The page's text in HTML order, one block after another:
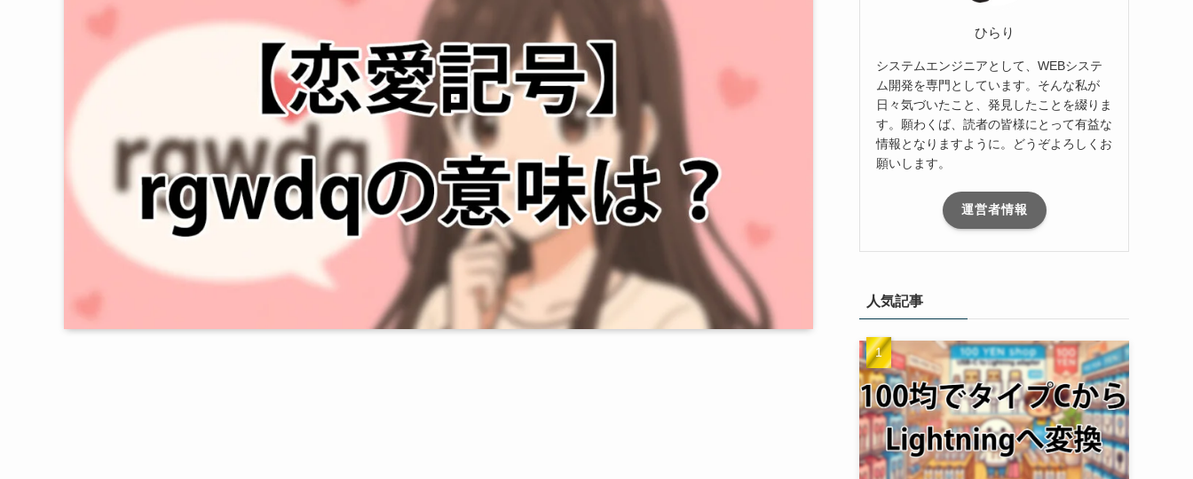
ひらり
システムエンジニアとして、WEBシステ
ム開発を専門としています。そんな私が
日々気づいたこと、発見したことを綴りま
す。願わくば、読者の皆様にとって有益な
情報となりますように。どうぞよろしくお
願いします。
運営者情報
人気記事